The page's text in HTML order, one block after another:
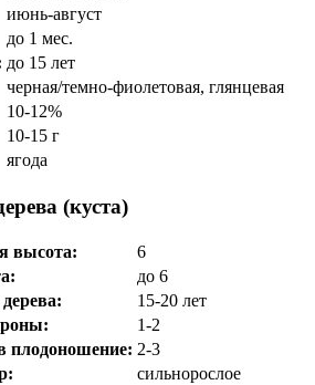
июнь-август
до 1 мес.
до 15 лет
черная/темно-фиолетовая, глянцевая
10-12%
10-15 г
ягода
(куста)
высота:
6
до 6
15-20 лет
1-2
плодоношение: 2-3
сильнорослое